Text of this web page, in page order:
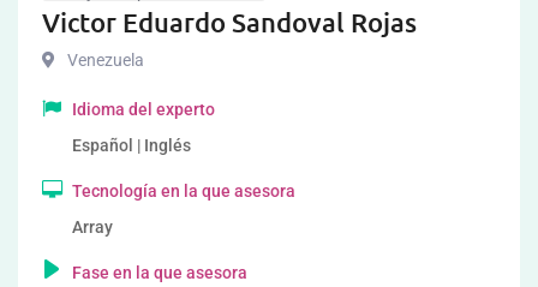
Victor Eduardo Sandoval Rojas
Venezuela
Idioma del experto
Español | Inglés
Tecnología en la que asesora
Array
Fase en la que asesora